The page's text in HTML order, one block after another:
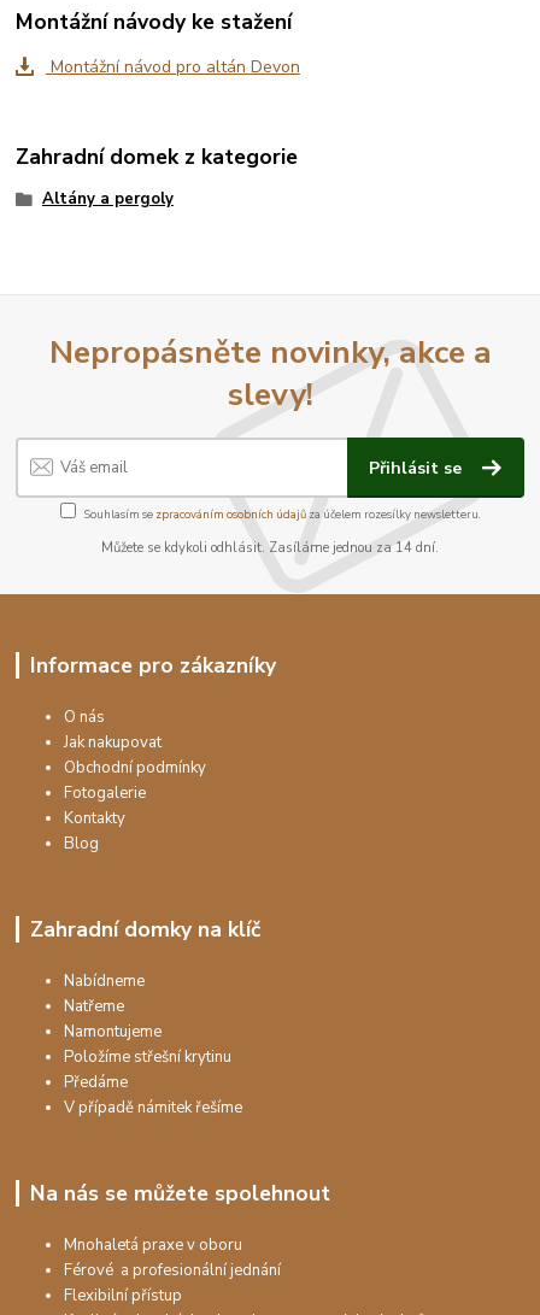
Montážní návody ke stažení
Montážní návod pro altán Devon
Zahradní domek z kategorie
Altány a pergoly
Nepropásněte novinky, akce a
slevy!
Přihlásit se
Souhlasím se zpracováním osobních údajůza účelem rozesílky newsletteru.
Můžete se kdykoli odhlásit. Zasíláme jednou za 14 dní.
Informace pro zákazníky
O nás
Jak nakupovat
Obchodní podmínky
Fotogalerie
Kontakty
Blog
Zahradní domky na klíč
Nabídneme
Natřeme
Namontujeme
Položíme střešní krytinu
Předáme
V případě námitek řešíme
Na nás se můžete spolehnout
Mnohaletá praxe v oboru
Férové a profesionální jednání
Flexibilní přístup